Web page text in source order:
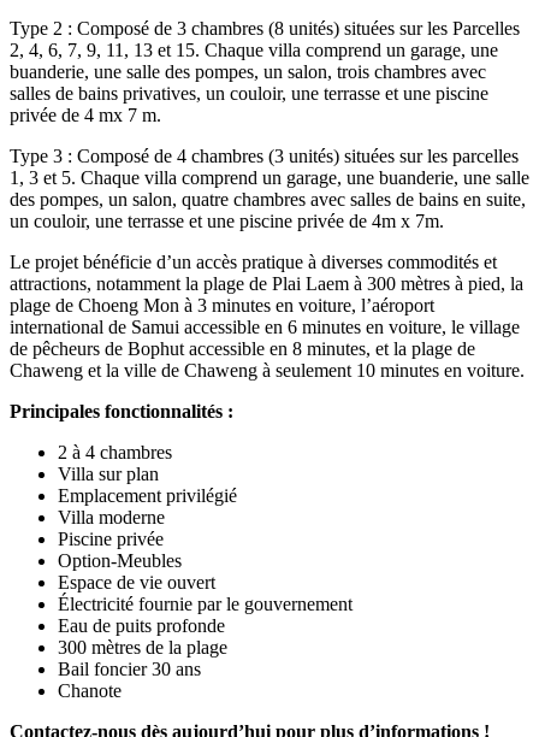
Type 2 : Composé de 3 chambres (8 unités) situées sur les Parcelles
2, 4, 6, 7, 9, 11, 13 et 15. Chaque villa comprend un garage, une
buanderie, une salle des pompes, un salon, trois chambres avec
salles de bains privatives, un couloir, une terrasse et une piscine
privée de 4 mx 7 m.
Type 3 : Composé de 4 chambres (3 unités) situées sur les parcelles
1, 3 et 5. Chaque villa comprend un garage, une buanderie, une salle
des pompes, un salon, quatre chambres avec salles de bains en suite,
un couloir, une terrasse et une piscine privée de 4m x 7m.
Le projet bénéficie d’un accès pratique à diverses commodités et
attractions, notamment la plage de Plai Laem à 300 mètres à pied, la
plage de Choeng Mon à 3 minutes en voiture, l’aéroport
international de Samui accessible en 6 minutes en voiture, le village
de pêcheurs de Bophut accessible en 8 minutes, et la plage de
Chaweng et la ville de Chaweng à seulement 10 minutes en voiture.
Principales fonctionnalités :
2 à 4 chambres
Villa sur plan
Emplacement privilégié
Villa moderne
Piscine privée
Option-Meubles
Espace de vie ouvert
Électricité fournie par le gouvernement
Eau de puits profonde
300 mètres de la plage
Bail foncier30 ans
Chanote
Contactez-nous dès aujourd’hui pour plus d’informations !